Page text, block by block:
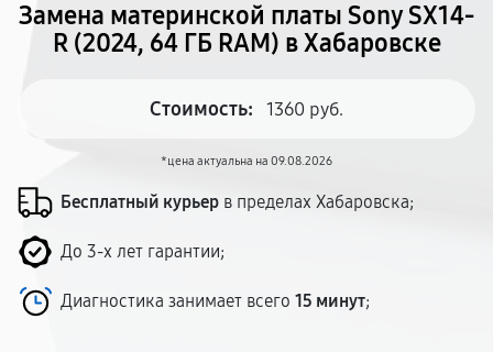
Замена материнской платы Sony SX14-
R (2024, 64 ГБ RAM) в Хабаровске
Стоимость: 1360 руб.
*цена актуальна на 09.08.2026
Бесплатный курьер в пределах Хабаровска;
До 3-х лет гарантии;
Диагностика занимает всего 15 минут;